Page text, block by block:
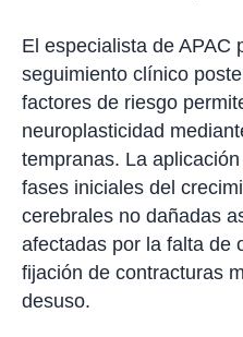
El especialista de APAC
seguimiento clínico
factores de riesgo
neuroplasticidad
tempranas. La
fases iniciales del
cerebrales no dañadas
afectadas por la falta de
fijación de contracturas
desuso.